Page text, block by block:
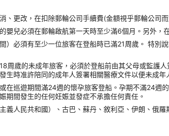
、更改，在扣除郵輪公司手續費(金額視乎郵輪公司
嬰兒必須在郵輪啟航第一天時至少滿6個月。另外
）必須有至少一位旅客在登船時已滿21周歲。 特
周歲的未成年旅客，必須於登船前由其父母或監護
生時准許陪同的成年人簽署相關醫療文件以便未成
在巡遊期間滿24週的懷孕旅客登船。孕期不滿24
期間發生的任何妊娠並發症不承擔任何責任。
義人民共和國）、古巴、蘇丹、敘利亞、伊朗、俄